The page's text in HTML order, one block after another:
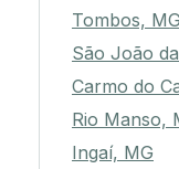
Tombos, MG
São João
Carmo do
Rio Manso,
Ingaí, MG